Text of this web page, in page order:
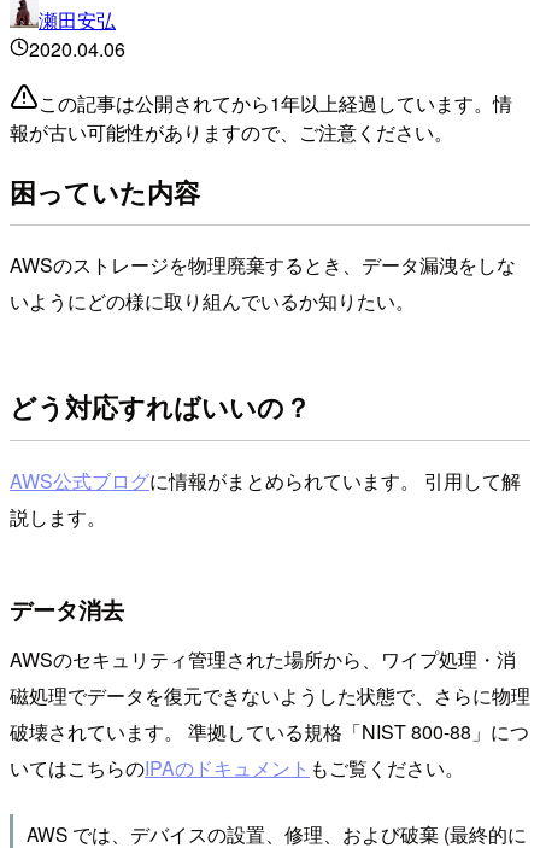
瀬田安弘
2020.04.06
この記事は公開されてから1年以上経過しています。情
報が古い可能性がありますので、ご注意ください。
困っていた内容
AWSのストレージを物理廃棄するとき、データ漏洩をしな
いようにどの様に取り組んでいるか知りたい。
どう対応すればいいの？
AWS公式ブログに情報がまとめられています。 引用して解
説します。
データ消去
AWSのセキュリティ管理された場所から、ワイプ処理・消
磁処理でデータを復元できないようした状態で、さらに物理
破壊されています。 準拠している規格「NIST 800-88」につ
いてはこちらのIPAのドキュメント もご覧ください。
AWS では、デバイスの設置、修理、および破棄 (最終的に